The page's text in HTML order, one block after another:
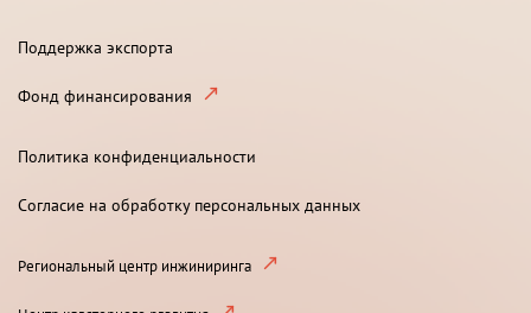
Поддержка экспорта
Фонд финансирования
Политика конфиденциальности
Согласие на обработку персональных данных
Региональный центр инжиниринга